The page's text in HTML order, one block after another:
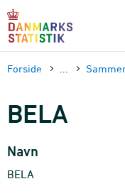
sidens
Forside
BELA
Navn
BELA